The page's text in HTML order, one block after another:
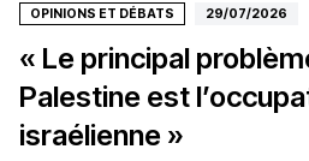
OPINIONS ET DÉBATS 29/07/2026
« Le principal
Palestine est
israélienne »